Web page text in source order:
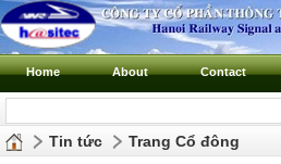
Home About Contact
Tin tức Trang Cổ đông